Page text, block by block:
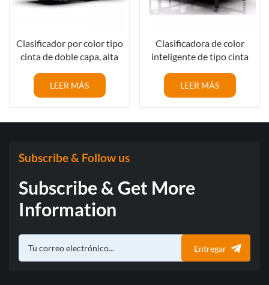
Clasificador por color tipo
cinta de doble capa, alta
rendimiento con
aprendizaje profundo de
LEER MÁS
Clasificadora de color
inteligente de tipo cinta
LEER MÁS
Subscribe & Follow us
Subscribe & Get More
Information
Entregar